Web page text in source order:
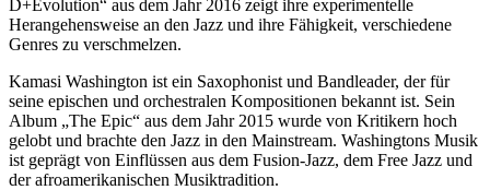
D+Evolution“ aus dem Jahr 2016 zeigt ihre experimentelle
Herangehensweise an den Jazz und ihre Fähigkeit, verschiedene
Genres zu verschmelzen.
Kamasi Washington ist ein Saxophonist und Bandleader, der für
seine epischen und orchestralen Kompositionen bekannt ist. Sein
Album „The Epic“ aus dem Jahr 2015 wurde von Kritikern hoch
gelobt und brachte den Jazz in den Mainstream. Washingtons Musik
ist geprägt von Einflüssen aus dem Fusion-Jazz, dem Free Jazz und
der afroamerikanischen Musiktradition.